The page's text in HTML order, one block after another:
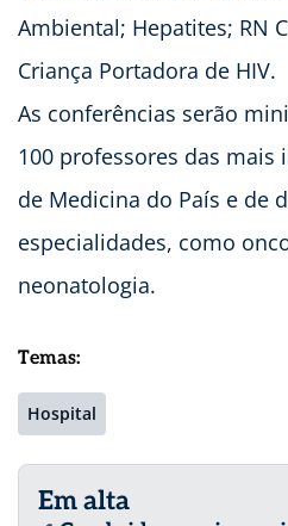
Ambiental; Hepatites; RN
Criança Portadora de HIV.
As conferências serão
100 professores das mais
de Medicina do País e de
especialidades, como
neonatologia.
Temas:
Hospital
Em alta